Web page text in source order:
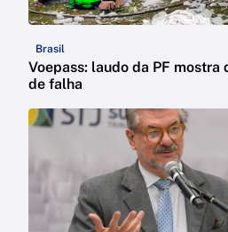
Brasil
Voepass: laudo da PF mostra
de falha